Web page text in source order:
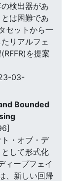
検出器があ
は困難であ
セットから一
リアルフェ
を提案
03-
Bounded
・オブ・デ
して形式化
ィープフェイ
、新しい回帰